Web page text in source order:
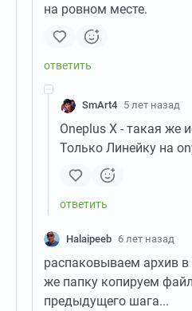
на ровном месте.
SmArt4 5 лет назад
Oneplus X - такая же
Только Линейку на
Halaipeeb 6 лет назад
распаковываем архив
же папку копируем
предыдущего шага...